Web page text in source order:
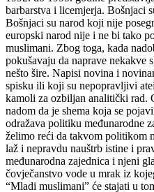
barbarstva i licemjerja. Bošnjaci
Bošnjaci su narod koji nije
europski narod nije i ne bi tako
muslimani. Zbog toga, kada
pokušavaju da naprave nekakve
nešto šire. Napisi novina i
spisku ili koji su nepopravljivi
kamoli za ozbiljan analitički rad.
nadom da je shema koja se
odražava politiku međunarodne
želimo reći da takvom politikom
laž i nepravdu nauštrb istine i
međunarodna zajednica i njeni
čovječanstvo vode u mrak iz
“Mladi muslimani” će stajati u